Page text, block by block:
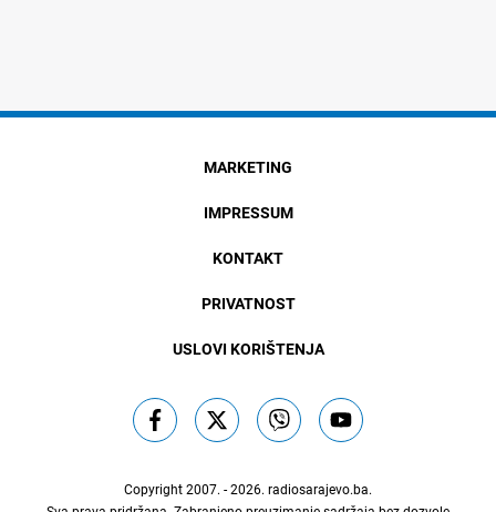
MARKETING
IMPRESSUM
KONTAKT
PRIVATNOST
USLOVI KORIŠTENJA
Copyright 2007. - 2026. radiosarajevo.ba.